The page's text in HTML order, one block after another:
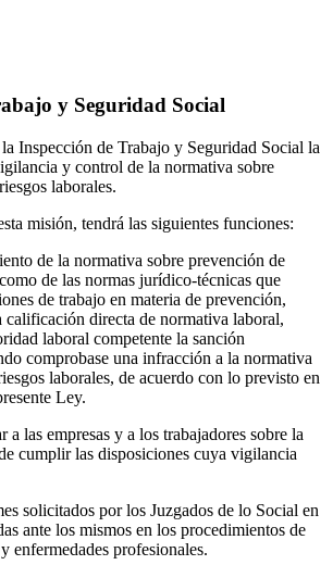
y Seguridad Social
Inspección de Trabajo y Seguridad Social la
y control de la normativa sobre
laborales.
misión, tendrá las siguientes funciones:
de la normativa sobre prevención de
de las normas jurídico-técnicas que
de trabajo en materia de prevención,
calificación directa de normativa laboral,
laboral competente la sanción
comprobase una infracción a la normativa
laborales, de acuerdo con lo previsto en
Ley.
a las empresas y a los trabajadores sobre la
cumplir las disposiciones cuya vigilancia
solicitados por los Juzgados de lo Social en
ante los mismos en los procedimientos de
enfermedades profesionales.